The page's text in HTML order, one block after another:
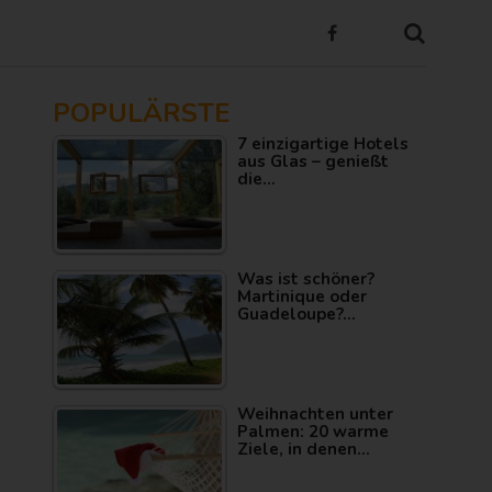
POPULÄRSTE
7 einzigartige Hotels
aus Glas – genießt
die…
Was ist schöner?
Martinique oder
Guadeloupe?…
Weihnachten unter
Palmen: 20 warme
Ziele, in denen…